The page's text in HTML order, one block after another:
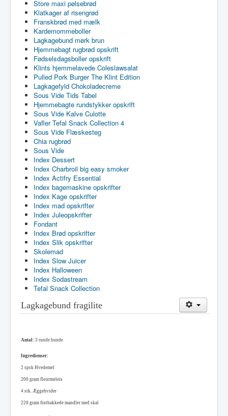
Store maxi pølsebrød
Klatkager af risengrød
Franskbrød med mælk
Kardemommeboller
Lagkagebund mørk brun
Hjemmebagt rugbrød opskrift
Fødselsdagsboller opskrift
Klints hjemmelavede Coleslawsalat
Pulled Pork Burger The Klint Edition
Lagkagefyld Chokoladecreme
Sous Vide Tids Tabel
Hjemmebagte rundstykker opskrift
Sous Vide Kalve Culotte
Vafler Tefal Snack Collection 4
Sous Vide Flæskesteg
Chia rugbrød
Sous Vide
Index Dessert
Index Charbroil big easy smoker
Index Actifry Essential
Index bagemaskine opskrifter
Index Kage opskrifter
Index mad opskrifter
Index Juleopskrifter
Fondant
Index Brød opskrifter
Index Slik opskrifter
Skolemad
Index Slow Juicer
Index Halloween
Index Sodastream
Tefal Snack Collection
Lagkagebund fragilite
Antal: 3 runde bunde
Ingredienser:
2 spsk Hvedemel
200 gram flourmeleis
4 stk. Æggehvider
220 gram finthakkede mandler med skal